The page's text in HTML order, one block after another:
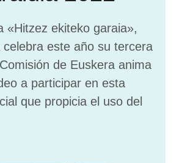
«Hitzez ekiteko garaia»,
celebra este año su tercera
de Euskera anima
a participar en esta
que propicia el uso del